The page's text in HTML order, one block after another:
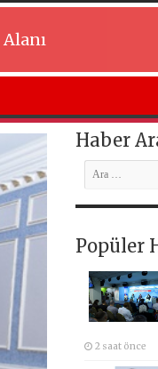
Haber
Popüler
2 saat önce